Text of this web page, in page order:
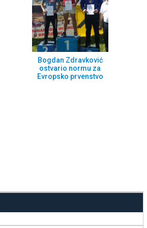
Bogdan Zdravković
ostvario normu za
Evropsko prvenstvo